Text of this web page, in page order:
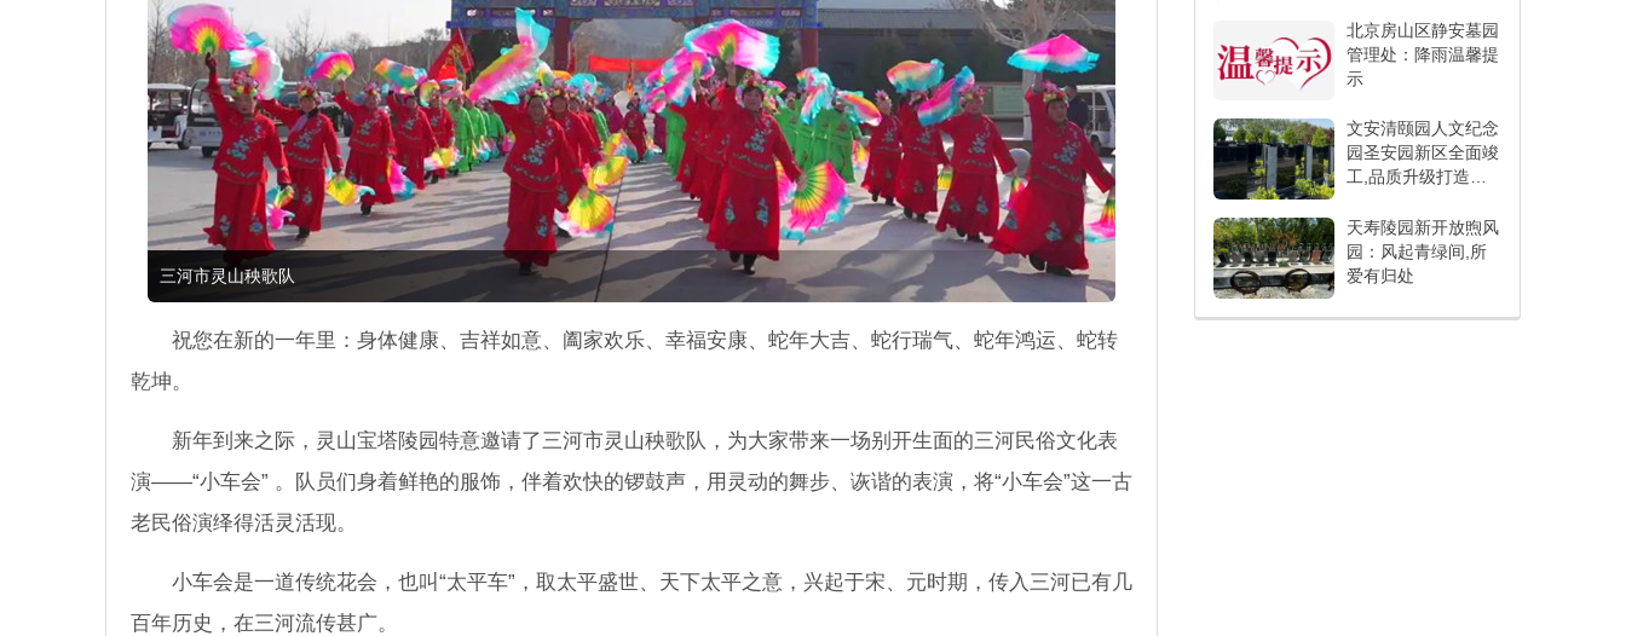
三河市灵山秧歌队
祝您在新的一年里：身体健康、吉祥如意、阖家欢乐、幸福安康、蛇年大吉、蛇行瑞气、蛇年鸿运、蛇转
乾坤。
新年到来之际，灵山宝塔陵园特意邀请了三河市灵山秧歌队，为大家带来一场别开生面的三河民俗文化表
演——“小车会” 。队员们身着鲜艳的服饰，伴着欢快的锣鼓声，用灵动的舞步、诙谐的表演，将“小车会”这一古
老民俗演绎得活灵活现。
小车会是一道传统花会，也叫“太平车”，取太平盛世、天下太平之意，兴起于宋、元时期，传入三河已有几
百年历史，在三河流传甚广。
北京房山区静安墓园
管理处：降雨温馨提
示
文安清颐园人文纪念
园圣安园新区全面竣
工,品质升级打造人
天寿陵园新开放煦风
园：风起青绿间,所
爱有归处